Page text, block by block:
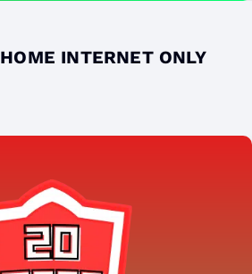
INTERNET ONLY